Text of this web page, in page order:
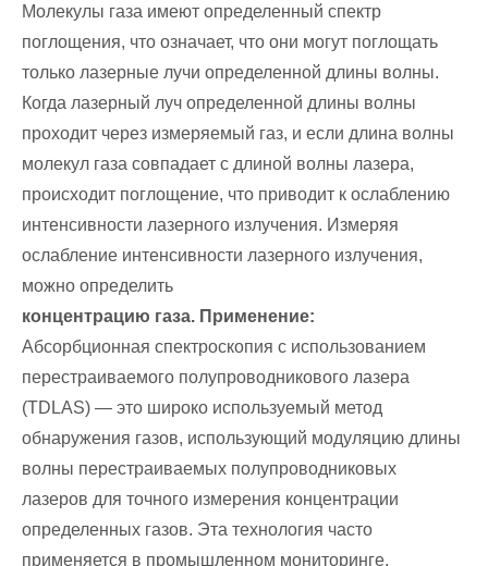
Молекулы газа имеют определенный спектр
поглощения, что означает, что они могут поглощать
только лазерные лучи определенной длины волны.
Когда лазерный луч определенной длины волны
проходит через измеряемый газ, и если длина волны
молекул газа совпадает с длиной волны лазера,
происходит поглощение, что приводит к ослаблению
интенсивности лазерного излучения. Измеряя
ослабление интенсивности лазерного излучения,
можно определить
концентрацию газа. Применение:
Абсорбционная спектроскопия с использованием
перестраиваемого полупроводникового лазера
(TDLAS) — это широко используемый метод
обнаружения газов, использующий модуляцию длины
волны перестраиваемых полупроводниковых
лазеров для точного измерения концентрации
определенных газов. Эта технология часто
применяется в промышленном мониторинге,